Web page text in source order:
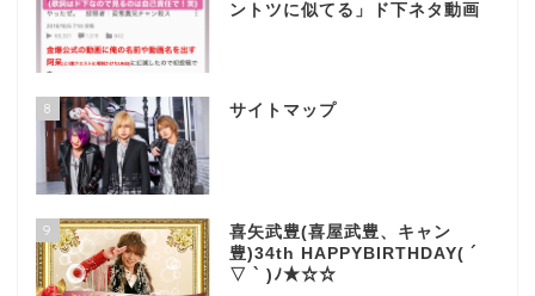
ントツに似てる」ド下ネタ動画
8 サイトマップ
9
喜矢武豊(喜屋武豊、キャン
豊)34th HAPPYBIRTHDAY( ´
▽ ` )ﾉ★☆☆